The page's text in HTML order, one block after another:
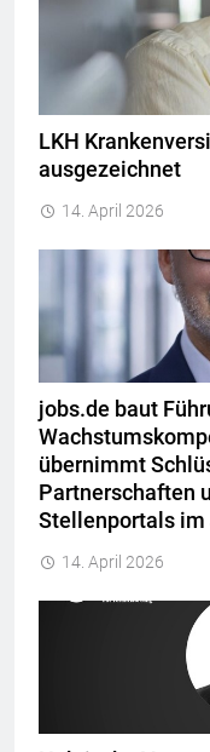
LKH
ausgezeichnet
14. April 2026
jobs.de baut
übernimmt
Partnerschaften
Stellenportals
14. April 2026